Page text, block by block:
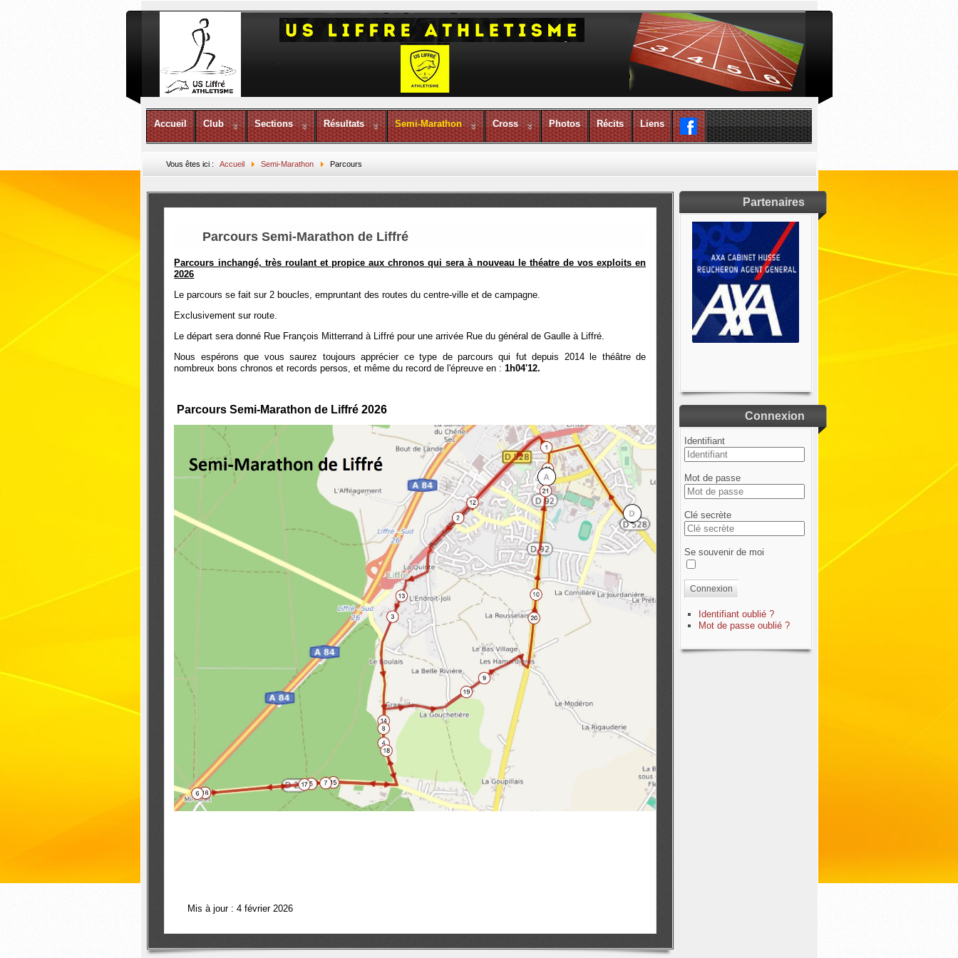
Accueil Club Sections Résultats Semi-Marathon Cross Photos Récits Liens
Vous êtes ici :Accueil Semi-Marathon Parcours
Parcours Semi-Marathon de Liffré
Parcours inchangé, très roulant et propice aux chronos qui sera à nouveau le théatre de vos exploits en
2026
Le parcours se fait sur 2 boucles, empruntant des routes du centre-ville et de campagne.
Exclusivement sur route.
Le départ sera donné Rue François Mitterrand à Liffré pour une arrivée Rue du général de Gaulle à Liffré.
Nous espérons que vous saurez toujours apprécier ce type de parcours qui fut depuis 2014 le théâtre de
nombreux bons chronos et records persos, et même du record de l'épreuve en :1h04'12.
Parcours Semi-Marathon de Liffré 2026
Mis à jour : 4 février 2026
Partenaires
Connexion
Identifiant
Mot de passe
Clé secrète
Se souvenir de moi
Connexion
Identifiant oublié ?
Mot de passe oublié ?